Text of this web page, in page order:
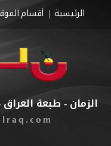
الرئيسية أقسام
الزمان - طبعة
Iraq.com